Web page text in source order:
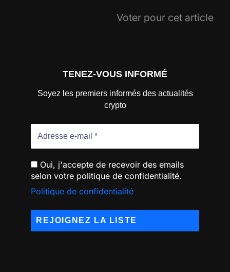
Voter pour cet article
TENEZ-VOUS INFORMÉ
Soyez les premiers informés des actualités
crypto
Oui, j'accepte de recevoir des emails
selon votre politique de confidentialité.
Politique de confidentialité